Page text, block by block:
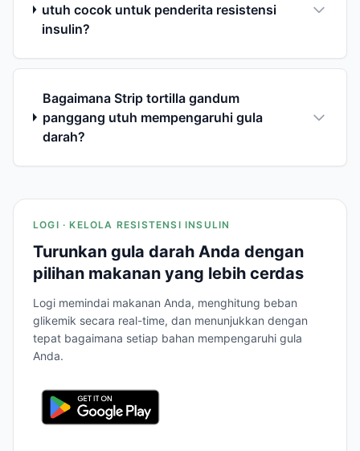
utuh cocok untuk penderita resistensi
insulin?
Bagaimana Strip tortilla gandum
panggang utuh mempengaruhi gula
darah?
LOGI · KELOLA RESISTENSI INSULIN
Turunkan gula darah Anda dengan
pilihan makanan yang lebih cerdas
Logi memindai makanan Anda, menghitung beban
glikemik secara real-time, dan menunjukkan dengan
tepat bagaimana setiap bahan mempengaruhi gula
Anda.